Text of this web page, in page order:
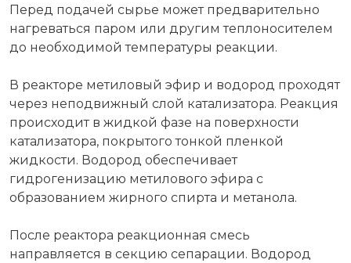
Перед подачей сырье может предварительно
нагреваться паром или другим теплоносителем
до необходимой температуры реакции.
В реакторе метиловый эфир и водород проходят
через неподвижный слой катализатора. Реакция
происходит в жидкой фазе на поверхности
катализатора, покрытого тонкой пленкой
жидкости. Водород обеспечивает
гидрогенизацию метилового эфира с
образованием жирного спирта и метанола.
После реактора реакционная смесь
направляется в секцию сепарации. Водород